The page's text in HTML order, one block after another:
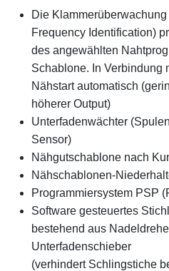
Die
Frequency Identification)
des angewählten
Schablone. In Verbindung
Nähstart automatisch
höherer Output)
Unterfadenwächter
Sensor)
Nähgutschablone nach
Nähschablonen-
Programmiersystem PSP
Software gesteuertes
bestehend aus
Unterfadenschieber
(verhindert Schlingstiche